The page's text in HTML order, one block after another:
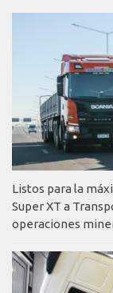
Listos para la
Super XT a
operaciones